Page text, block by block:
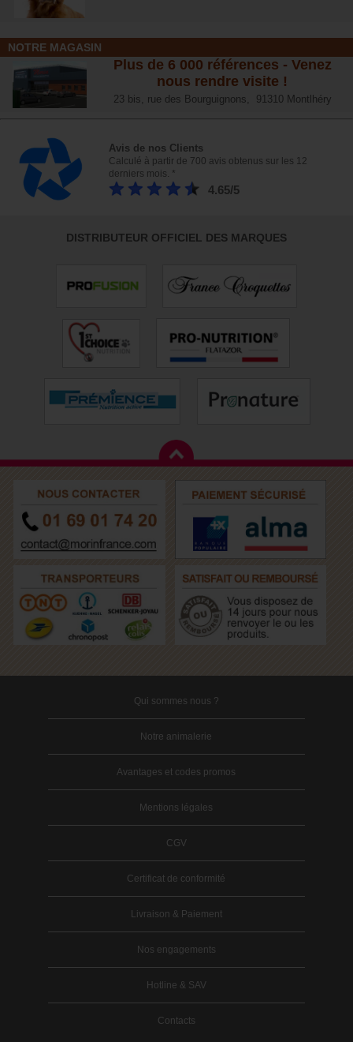
NOTRE MAGASIN
Plus de 6 000 références - Venez
nous rendre visite !
23 bis, rue des Bourguignons, 91310 Montlhéry
Avis de nos Clients
Calculé à partir de 700 avis obtenus sur les 12
derniers mois. *
4.65/5
DISTRIBUTEUR OFFICIEL DES MARQUES
Qui sommes nous ?
Notre animalerie
Avantages et codes promos
Mentions légales
CGV
Certificat de conformité
Livraison & Paiement
Nos engagements
Hotline & SAV
Contacts